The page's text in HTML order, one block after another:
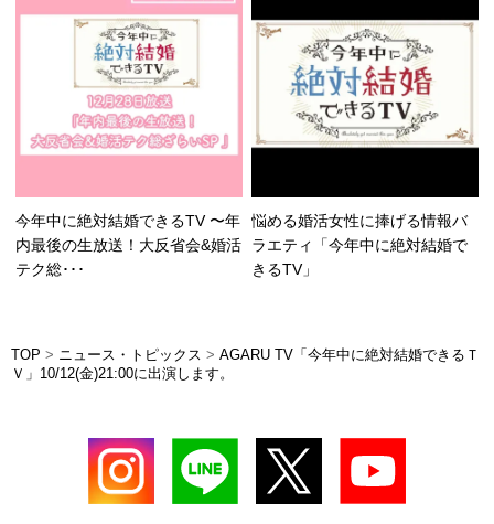
今年中に絶対結婚できるTV 〜年
内最後の生放送！大反省会&婚活
テク総･･･
悩める婚活女性に捧げる情報バ
ラエティ「今年中に絶対結婚で
きるTV」
TOP > ニュース・トピックス > AGARU TV「今年中に絶対結婚できるＴ
Ｖ」10/12(金)21:00に出演します。